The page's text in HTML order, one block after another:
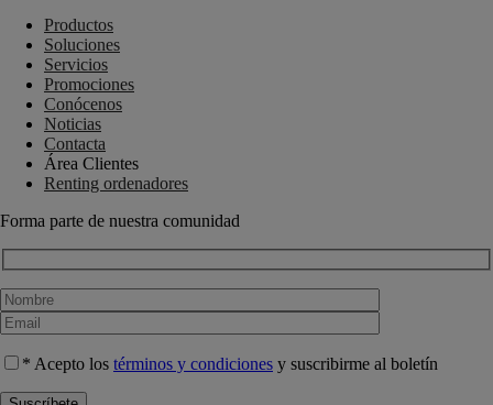
Productos
Soluciones
Servicios
Promociones
Conócenos
Noticias
Contacta
Área Clientes
Renting ordenadores
Forma parte de nuestra comunidad
* Acepto los términos y condiciones y suscribirme al boletín